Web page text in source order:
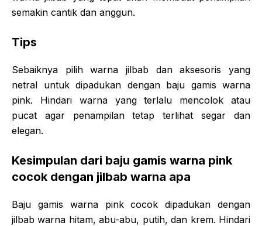
semakin cantik dan anggun.
Tips
Sebaiknya pilih warna jilbab dan aksesoris yang
netral untuk dipadukan dengan baju gamis warna
pink. Hindari warna yang terlalu mencolok atau
pucat agar penampilan tetap terlihat segar dan
elegan.
Kesimpulan dari baju gamis warna pink
cocok dengan jilbab warna apa
Baju gamis warna pink cocok dipadukan dengan
jilbab warna hitam, abu-abu, putih, dan krem. Hindari